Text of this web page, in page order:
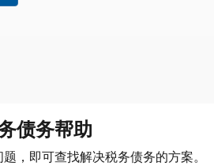
债务帮助
，即可查找解决税务债务的方案。